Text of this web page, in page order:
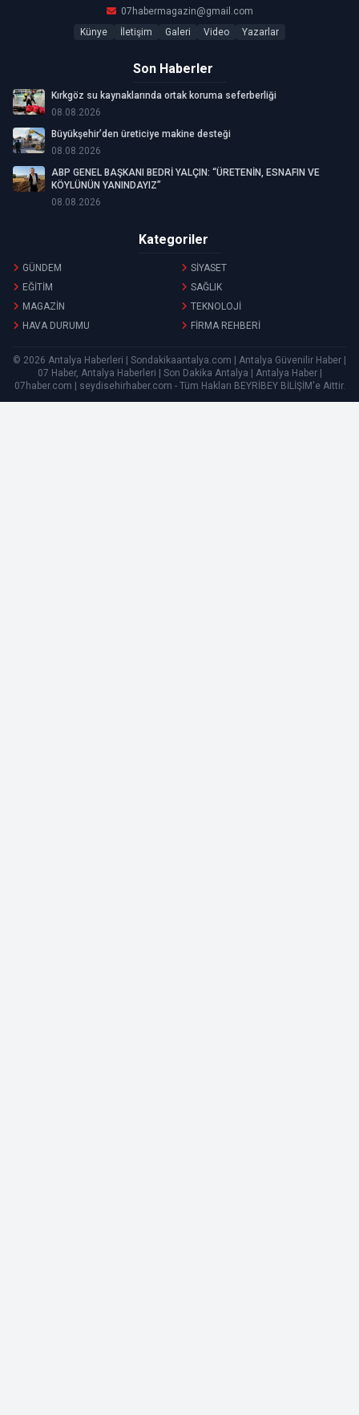
07habermagazin@gmail.com
Künye
İletişim Galeri Video Yazarlar
Son Haberler
Kırkgöz su kaynaklarında ortak koruma seferberliği
08.08.2026
Büyükşehir’den üreticiye makine desteği
08.08.2026
ABP GENEL BAŞKANI BEDRİ YALÇIN: “ÜRETENİN, ESNAFIN VE
KÖYLÜNÜN YANINDAYIZ”
08.08.2026
Kategoriler
GÜNDEM
SİYASET
EĞİTİM
SAĞLIK
MAGAZİN
TEKNOLOJİ
HAVA DURUMU
FİRMA REHBERİ
© 2026 Antalya Haberleri | Sondakikaantalya.com | Antalya Güvenilir Haber |
07 Haber, Antalya Haberleri | Son Dakika Antalya | Antalya Haber |
07haber.com | seydisehirhaber.com - Tüm Hakları BEYRİBEY BİLİŞİM'e Aittir.